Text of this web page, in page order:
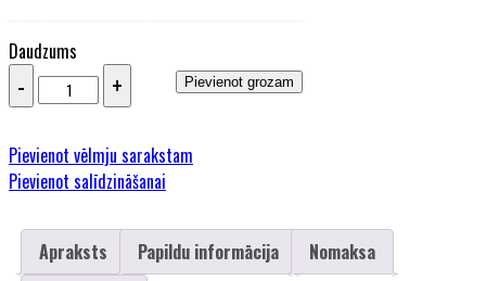
Daudzums
SCOTT
Aspect
Black
daudzums
Pievienot grozam
Pievienot vēlmju sarakstam
Pievienot salīdzināšanai
Apraksts Papildu informācija
Nomaksa